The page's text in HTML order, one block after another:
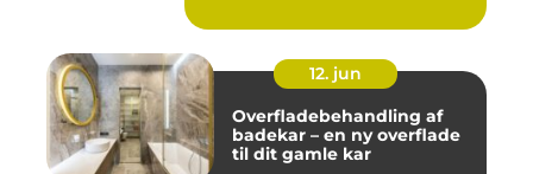
12. jun
Overfladebehandling af
badekar – en ny overflade
til dit gamle kar